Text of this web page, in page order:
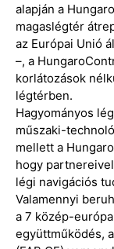
alapján a
magaslégtér
az Európai Unió
–, a
korlátozások
légtérben.
Hagyományos
műszaki-
mellett a
hogy
légi navigációs
Valamennyi
a 7 közép-
együttműködés,